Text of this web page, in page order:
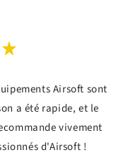
Airsoft sont
a été rapide, et le
vivement
d'Airsoft !